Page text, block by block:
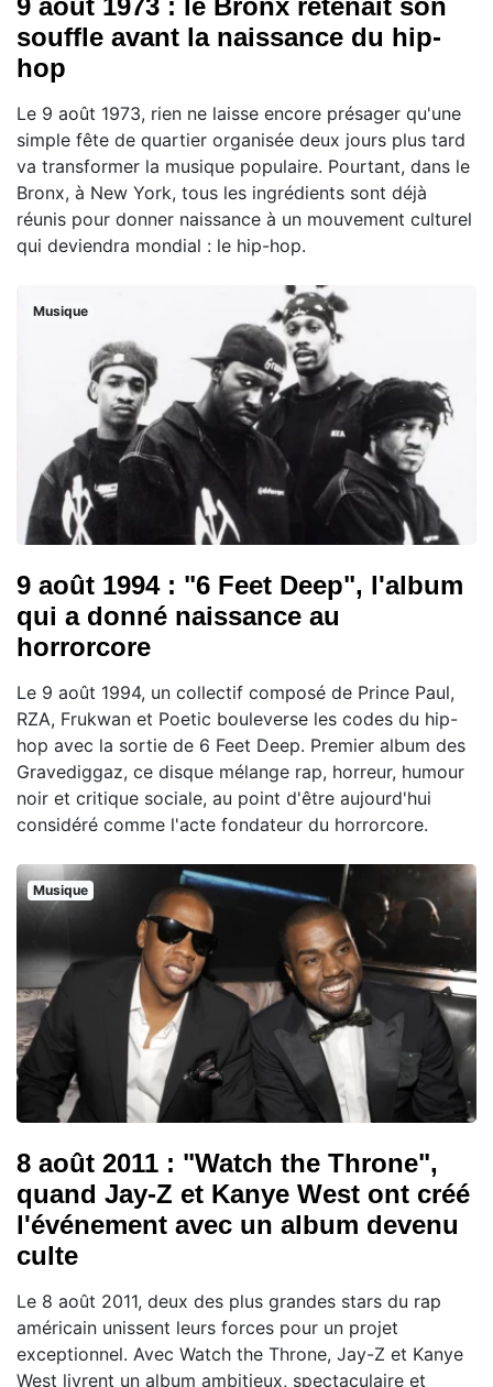
9 août 1973 : le Bronx retenait son
souffle avant la naissance du hip-
hop
Le 9 août 1973, rien ne laisse encore présager qu'une
simple fête de quartier organisée deux jours plus tard
va transformer la musique populaire. Pourtant, dans le
Bronx, à New York, tous les ingrédients sont déjà
réunis pour donner naissance à un mouvement culturel
qui deviendra mondial : le hip-hop.
Musique
9 août 1994 : "6 Feet Deep", l'album
qui a donné naissance au
horrorcore
Le 9 août 1994, un collectif composé de Prince Paul,
RZA, Frukwan et Poetic bouleverse les codes du hip-
hop avec la sortie de 6 Feet Deep. Premier album des
Gravediggaz, ce disque mélange rap, horreur, humour
noir et critique sociale, au point d'être aujourd'hui
considéré comme l'acte fondateur du horrorcore.
Musique
8 août 2011 : "Watch the Throne",
quand Jay-Z et Kanye West ont créé
l'événement avec un album devenu
culte
Le 8 août 2011, deux des plus grandes stars du rap
américain unissent leurs forces pour un projet
exceptionnel. Avec Watch the Throne, Jay-Z et Kanye
West livrent un album ambitieux, spectaculaire et